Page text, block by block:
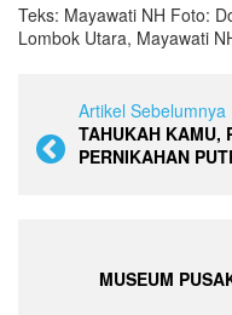
Teks: Mayawati NH Foto:
Lombok Utara, Mayawati
Artikel Sebelumnya
TAHUKAH KAMU,
PERNIKAHAN
MUSEUM